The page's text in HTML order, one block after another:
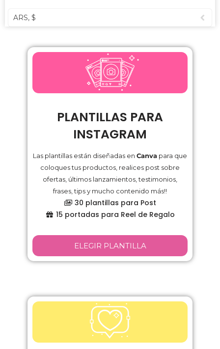
ARS, $
PLANTILLAS PARA
INSTAGRAM
Las plantillas están diseñadas en Canva para que
coloques tus productos, realices post sobre
ofertas, últimos lanzamientos, testimonios,
frases, tips y mucho contenido más!!
30 plantillas para Post
15 portadas para Reel de Regalo
ELEGIR PLANTILLA